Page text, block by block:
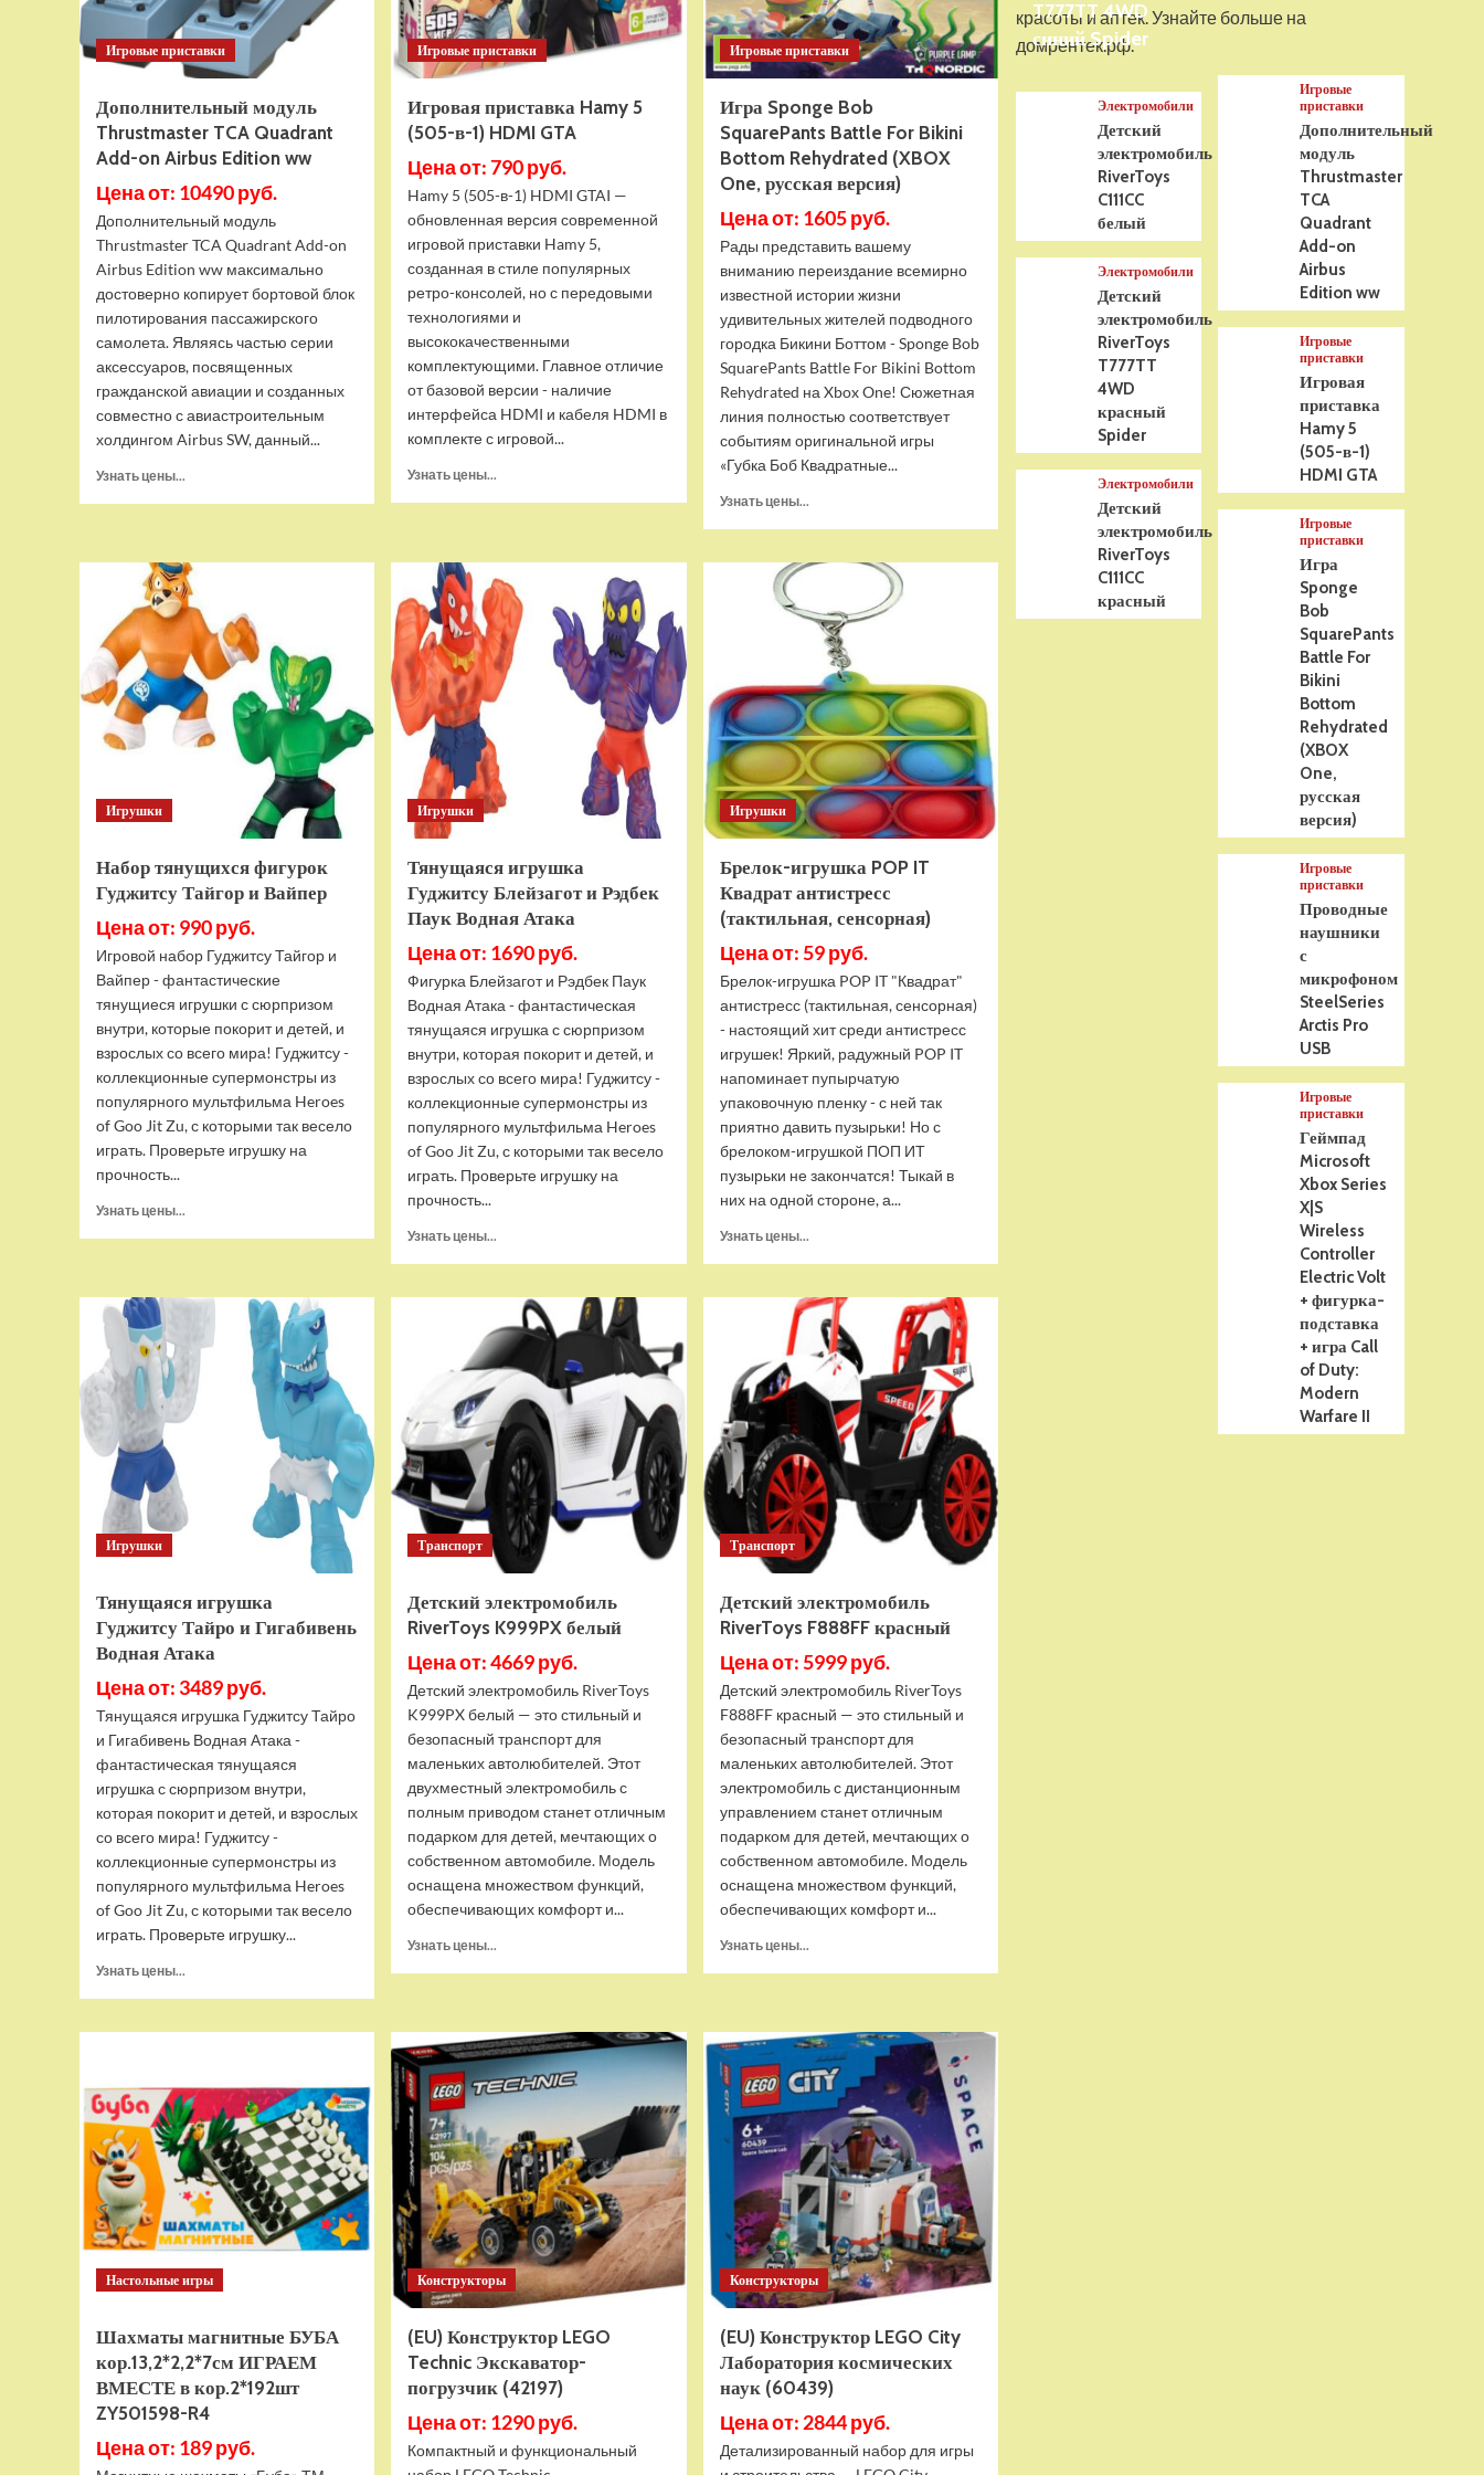
5
На радиоуправлении
(Германия) HC (для ИК
танкового боя) V3 2.4G
RTR, TG3848-1HC-IR3.0
Игровые приставки
Дополнительный модуль
Thrustmaster TCA Quadrant
Add-on Airbus Edition ww
Цена от: 10490 руб.
Дополнительный модуль
Thrustmaster TCA Quadrant Add-on
Airbus Edition ww максимально
достоверно копирует бортовой блок
пилотирования пассажирского
самолета. Являясь частью серии
аксессуаров, посвященных
гражданской авиации и созданных
совместно с авиастроительным
холдингом Airbus SW, данный...
Узнать цены...
Thrustmaster
TCA
Quadrant
Add-
on
Airbus
Edition
ww
Игровые приставки
Игровая приставка Hamy 5
(505-в-1) HDMI GTA
Цена от: 790 руб.
Hamy 5 (505-в-1) HDMI GTAI —
обновленная версия современной
игровой приставки Hamy 5,
созданная в стиле популярных
ретро-консолей, но с передовыми
технологиями и
высококачественными
комплектующими. Главное отличие
от базовой версии - наличие
интерфейса HDMI и кабеля HDMI в
комплекте с игровой...
Узнать цены...
Hamy
5
(505-
в-1)
HDMI
GTA
Игровые приставки
Игра Sponge Bob
SquarePants Battle For Bikini
Bottom Rehydrated (XBOX
One, русская версия)
Цена от: 1605 руб.
Рады представить вашему
вниманию переиздание всемирно
известной истории жизни
удивительных жителей подводного
городка Бикини Боттом - Sponge Bob
SquarePants Battle For Bikini Bottom
Rehydrated на Xbox One! Сюжетная
линия полностью соответствует
событиям оригинальной игры
«Губка Боб Квадратные...
Узнать цены...
Игра
SquarePants
Battle
Bikini
Bottom
Rehydrated
(XBOX
One,
русская
версия)
Игрушки
Набор тянущихся фигурок
Гуджитсу Тайгор и Вайпер
Цена от: 990 руб.
Игровой набор Гуджитсу Тайгор и
Вайпер - фантастические
тянущиеся игрушки с сюрпризом
внутри, которые покорит и детей, и
взрослых со всего мира! Гуджитсу -
коллекционные супермонстры из
популярного мультфильма Heroes
of Goo Jit Zu, с которыми так весело
играть. Проверьте игрушку на
прочность...
Узнать цены...
Гуджитсу
Вайпер
Игрушки
Тянущаяся игрушка
Гуджитсу Блейзагот и Рэдбек
Паук Водная Атака
Цена от: 1690 руб.
Фигурка Блейзагот и Рэдбек Паук
Водная Атака - фантастическая
тянущаяся игрушка с сюрпризом
внутри, которая покорит и детей, и
взрослых со всего мира! Гуджитсу -
коллекционные супермонстры из
популярного мультфильма Heroes
of Goo Jit Zu, с которыми так весело
играть. Проверьте игрушку на
прочность...
Узнать цены...
Тянущаяся
игрушка
Гуджитсу
Блейзагот
Рэдбек
Паук
Водная
Атака
Игрушки
Брелок-игрушка POP IT
Квадрат антистресс
(тактильная, сенсорная)
Цена от: 59 руб.
Брелок-игрушка POP IT "Квадрат"
антистресс (тактильная, сенсорная)
- настоящий хит среди антистресс
игрушек! Яркий, радужный POP IT
напоминает пупырчатую
упаковочную пленку - с ней так
приятно давить пузырьки! Но с
брелоком-игрушкой ПОП ИТ
пузырьки не закончатся! Тыкай в
них на одной стороне, а...
Узнать цены...
Брелок-
игрушка
POP
IT
Квадрат
антистресс
(тактильная,
сенсорная)
Игрушки
Тянущаяся игрушка
Гуджитсу Тайро и Гигабивень
Водная Атака
Цена от: 3489 руб.
Тянущаяся игрушка Гуджитсу Тайро
и Гигабивень Водная Атака -
фантастическая тянущаяся
игрушка с сюрпризом внутри,
которая покорит и детей, и взрослых
со всего мира! Гуджитсу -
коллекционные супермонстры из
популярного мультфильма Heroes
of Goo Jit Zu, с которыми так весело
играть. Проверьте игрушку...
Узнать цены...
Тянущаяся
Тайро
и
Гигабивень
Водная
Атака
Транспорт
Детский электромобиль
RiverToys K999PX белый
Цена от: 4669 руб.
Детский электромобиль RiverToys
K999PX белый — это стильный и
безопасный транспорт для
маленьких автолюбителей. Этот
двухместный электромобиль с
полным приводом станет отличным
подарком для детей, мечтающих о
собственном автомобиле. Модель
оснащена множеством функций,
обеспечивающих комфорт и...
Узнать цены...
RiverToys
K999PX
белый
Транспорт
Детский электромобиль
RiverToys F888FF красный
Цена от: 5999 руб.
Детский электромобиль RiverToys
F888FF красный — это стильный и
безопасный транспорт для
маленьких автолюбителей. Этот
электромобиль с дистанционным
управлением станет отличным
подарком для детей, мечтающих о
собственном автомобиле. Модель
оснащена множеством функций,
обеспечивающих комфорт и...
Узнать цены...
RiverToys
F888FF
красный
Настольные игры
Шахматы магнитные БУБА
кор.13,2*2,2*7см ИГРАЕМ
ВМЕСТЕ в кор.2*192шт
ZY501598-R4
Цена от: 189 руб.
Конструкторы
(EU) Конструктор LEGO
Technic Экскаватор-
погрузчик (42197)
Цена от: 1290 руб.
Компактный и функциональный
Конструкторы
(EU) Конструктор LEGO City
Лаборатория космических
наук (60439)
Цена от: 2844 руб.
Детализированный набор для игры
красоты и аптек. Узнайте больше на
домрентек.рф.
T777TT 4WD
синий Spider
Электромобили
Детский
электромобиль
RiverToys
C111CC
белый
Электромобили
Детский
электромобиль
RiverToys
T777TT
4WD
красный
Spider
Электромобили
Детский
электромобиль
RiverToys
C111CC
красный
Игровые
приставки
Дополнительный
модуль
Thrustmaster
TCA
Quadrant
Add-on
Airbus
Edition ww
Игровые
приставки
Игровая
приставка
Hamy 5
(505-в-1)
HDMI GTA
Игровые
приставки
Игра
Sponge
Bob
SquarePants
Battle For
Bikini
Bottom
Rehydrated
(XBOX
One,
русская
версия)
Игровые
приставки
Проводные
наушники
с
микрофоном
SteelSeries
Arctis Pro
USB
Игровые
приставки
Геймпад
Microsoft
Xbox Series
X|S
Wireless
Controller
Electric Volt
+ фигурка-
подставка
+ игра Call
of Duty:
Modern
Warfare II